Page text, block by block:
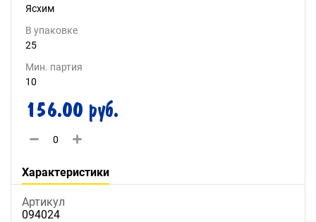
Ясхим
В упаковке
25
Мин. партия
10
156.00 руб.
Характеристики
Артикул
094024